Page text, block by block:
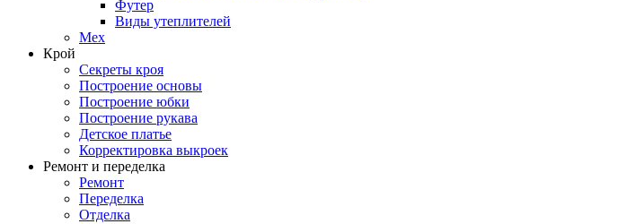
Футер
Виды утеплителей
Мех
Крой
Секреты кроя
Построение основы
Построение юбки
Построение рукава
Детское платье
Корректировка выкроек
Ремонт и переделка
Ремонт
Переделка
Отделка